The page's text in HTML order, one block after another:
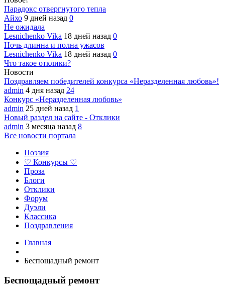
Парадокс отвергнутого тепла
Айхо 9 дней назад 0
Не ожидала
Lesnichenko Vika 18 дней назад 0
Ночь длинна и полна ужасов
Lesnichenko Vika 18 дней назад 0
Что такое отклики?
Новости
Поздравляем победителей конкурса «Неразделенная любовь»!
admin 4 дня назад 24
Конкурс «Неразделенная любовь»
admin 25 дней назад 1
Новый раздел на сайте - Отклики
admin 3 месяца назад 8
Все новости портала
Поэзия
♡ Конкурсы ♡
Проза
Блоги
Отклики
Форум
Дуэли
Классика
Поздравления
Главная
Беспощадный ремонт
Беспощадный ремонт